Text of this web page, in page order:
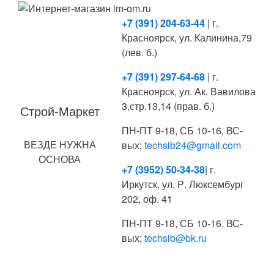
Строй-Маркет
ВЕЗДЕ НУЖНА
ОСНОВА
+7 (391) 204-63-44 | г.
Красноярск, ул. Калинина,79
(лев. б.)
+7 (391) 297-64-68 | г.
Красноярск, ул. Ак. Вавилова
3,стр.13,14 (прав. б.)
ПН-ПТ 9-18, СБ 10-16, ВС-
вых; techsib24@gmail.com
+7 (3952) 50-34-38| г.
Иркутск, ул. Р. Люксембург
202, оф. 41
ПН-ПТ 9-18, СБ 10-16, ВС-
вых; techsib@bk.ru